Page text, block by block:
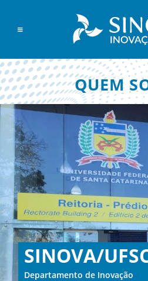
QUEM
SINOVA/
Departamento de Inovação